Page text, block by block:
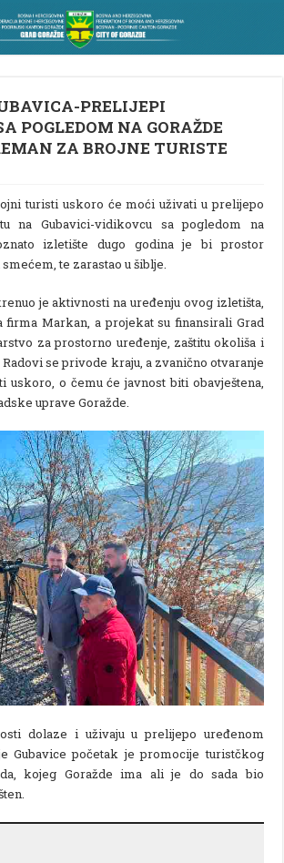
PRELIJEPI
POGLEDOM NA GORAŽDE
ZA BROJNE TURISTE
turisti uskoro će moći uživati u prelijepo
na Gubavici-vidikovcu sa pogledom na
izletište dugo godina je bi prostor
te zarastao u šiblje.
je aktivnosti na uređenju ovog izletišta,
Markan, a projekat su finansirali Grad
za prostorno uređenje, zaštitu okoliša i
se privode kraju, a zvanično otvaranje
uskoro, o čemu će javnost biti obavještena,
uprave Goražde.
dolaze i uživaju u prelijepo uređenom
Gubavice početak je promocije turistčkog
kojeg Goražde ima ali je do sada bio